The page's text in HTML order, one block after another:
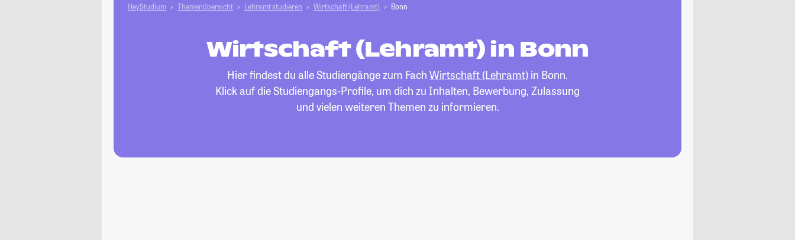
HeyStudium Themenübersicht Lehramt studieren Wirtschaft (Lehramt) Bonn
Wirtschaft (Lehramt) in Bonn
Hier findest du alle Studiengänge zum Fach Wirtschaft (Lehramt) in Bonn.
Klick auf die Studiengangs-Profile, um dich zu Inhalten, Bewerbung, Zulassung
und vielen weiteren Themen zu informieren.